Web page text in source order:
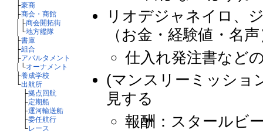
├豪商
├商会・商館
│├商会開拓街
│└地方艦隊
├書庫
├組合
├アパルタメント
│└オーナメント
├養成学校
└出航所
├拠点回航
├定期船
├運河輸送船
├委任航行
└レース
リオデジャネイロ、
（お金・経験値・名
仕入れ発注書など
(マンスリーミッショ
見する
報酬：スタールビ